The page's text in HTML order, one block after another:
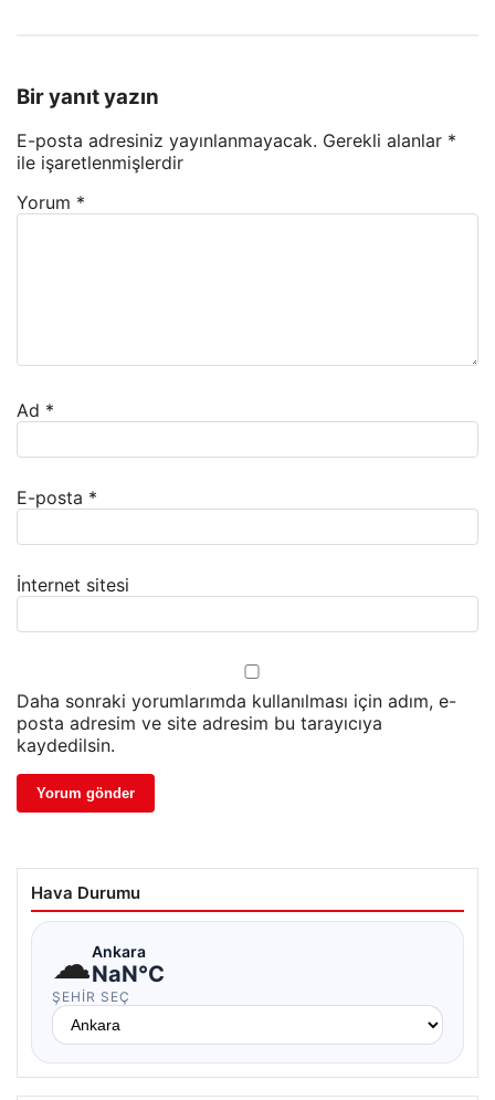
Bir yanıt yazın
E-posta adresiniz yayınlanmayacak. Gerekli alanlar *
ile işaretlenmişlerdir
Yorum *
Ad *
E-posta *
İnternet sitesi
Daha sonraki yorumlarımda kullanılması için adım, e-
posta adresim ve site adresim bu tarayıcıya
kaydedilsin.
Hava Durumu
☁Ankara
NaN°C
ŞEHIR SEÇ